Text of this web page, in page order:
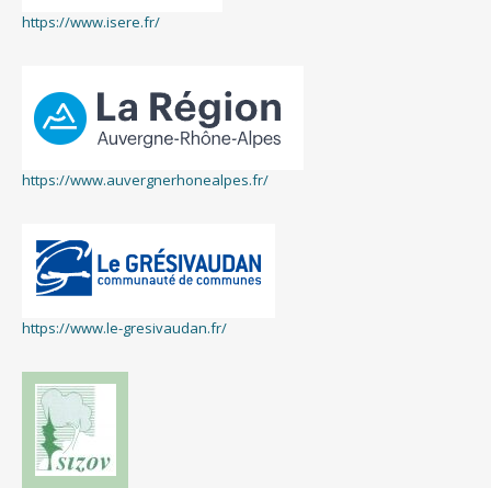
https://www.isere.fr/
https://www.auvergnerhonealpes.fr/
https://www.le-gresivaudan.fr/